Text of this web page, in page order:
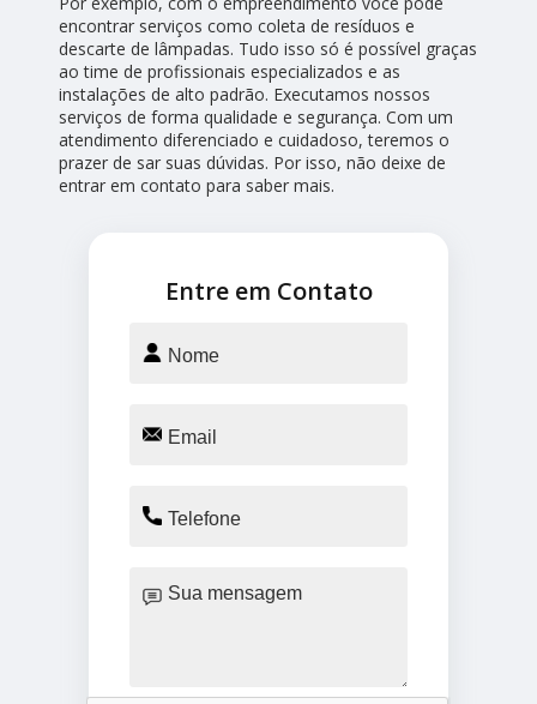
encontrar serviços como coleta de resíduos e
descarte de lâmpadas. Tudo isso só é possível graças
ao time de profissionais especializados e as
instalações de alto padrão. Executamos nossos
serviços de forma qualidade e segurança. Com um
atendimento diferenciado e cuidadoso, teremos o
prazer de sar suas dúvidas. Por isso, não deixe de
entrar em contato para saber mais.
Entre em Contato